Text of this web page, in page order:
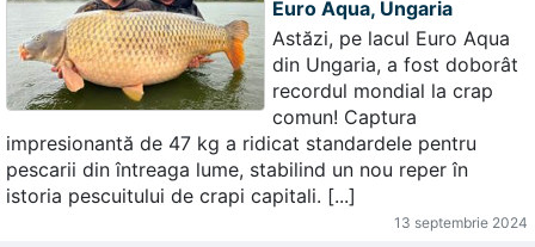
Euro Aqua, Ungaria
Astăzi, pe lacul Euro Aqua
din Ungaria, a fost doborât
recordul mondial la crap
comun! Captura
impresionantă de 47 kg a ridicat standardele pentru
pescarii din întreaga lume, stabilind un nou reper în
istoria pescuitului de crapi capitali. [...]
13 septembrie 2024